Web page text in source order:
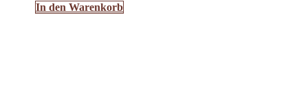
In den Warenkorb